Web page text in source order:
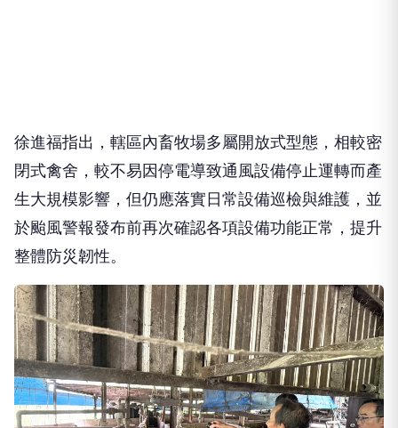
徐進福指出，轄區內畜牧場多屬開放式型態，相較密
閉式禽舍，較不易因停電導致通風設備停止運轉而產
生大規模影響，但仍應落實日常設備巡檢與維護，並
於颱風警報發布前再次確認各項設備功能正常，提升
整體防災韌性。